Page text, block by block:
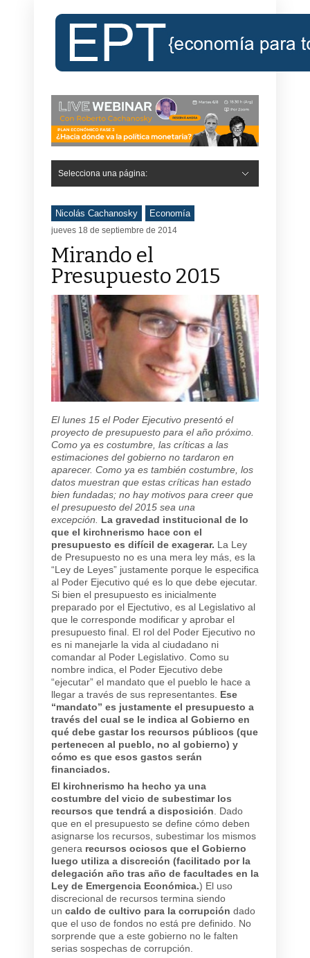
Selecciona una página:
Nicolás Cachanosky Economía
jueves 18 de septiembre de 2014
Mirando el
Presupuesto 2015
El lunes 15 el Poder Ejecutivo presentó el
proyecto de presupuesto para el año próximo.
Como ya es costumbre, las críticas a las
estimaciones del gobierno no tardaron en
aparecer. Como ya es también costumbre, los
datos muestran que estas críticas han estado
bien fundadas; no hay motivos para creer que
el presupuesto del 2015 sea una
excepción.
La gravedad institucional de lo
que el kirchnerismo hace con el
presupuesto es difícil de exagerar. La Ley
de Presupuesto no es una mera ley más, es la
“Ley de Leyes” justamente porque le especifica
al Poder Ejecutivo qué es lo que debe ejecutar.
Si bien el presupuesto es inicialmente
preparado por el Ejectutivo, es al Legislativo al
que le corresponde modificar y aprobar el
presupuesto final. El rol del Poder Ejecutivo no
es ni manejarle la vida al ciudadano ni
comandar al Poder Legislativo. Como su
nombre indica, el Poder Ejecutivo debe
“ejecutar” el mandato que el pueblo le hace a
llegar a través de sus representantes. Ese
“mandato” es justamente el presupuesto a
través del cual se le indica al Gobierno en
qué debe gastar los recursos públicos (que
pertenecen al pueblo, no al gobierno) y
cómo es que esos gastos serán
financiados.
El kirchnerismo ha hecho ya una
costumbre del vicio de subestimar los
recursos que tendrá a disposición . Dado
que en el presupuesto se define cómo deben
asignarse los recursos, subestimar los mismos
genera recursos ociosos que el Gobierno
luego utiliza a discreción (facilitado por la
delegación año tras año de facultades en la
Ley de Emergencia Económica.) El uso
discrecional de recursos termina siendo
un caldo de cultivo para la corrupción dado
que el uso de fondos no está pre definido. No
sorprende que a este gobierno no le falten
serias sospechas de corrupción.